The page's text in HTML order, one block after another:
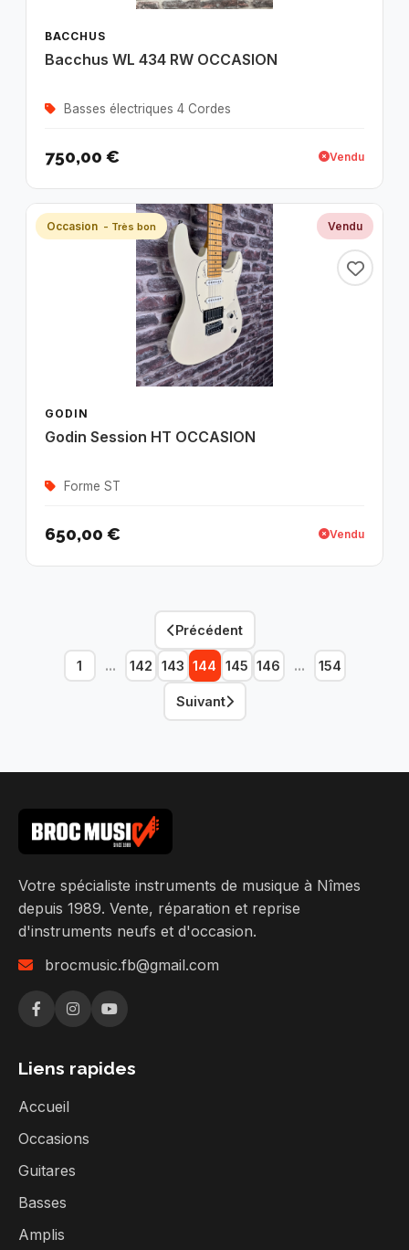
BACCHUS
Bacchus WL 434 RW OCCASION
Basses électriques 4 Cordes
750,00 € Vendu
Occasion - Très bon Vendu
GODIN
Godin Session HT OCCASION
Forme ST
650,00 € Vendu
Précédent
1 ... 142 143 144 145 146 ... 154
Suivant
Votre spécialiste instruments de musique à Nîmes
depuis 1989. Vente, réparation et reprise
d'instruments neufs et d'occasion.
brocmusic.fb@gmail.com
Liens rapides
Accueil
Occasions
Guitares
Basses
Amplis